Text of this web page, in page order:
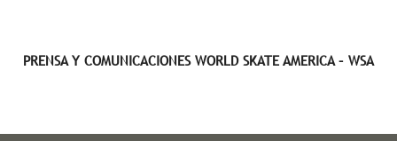
PRENSA Y COMUNICACIONES WORLD SKATE AMERICA – WSA